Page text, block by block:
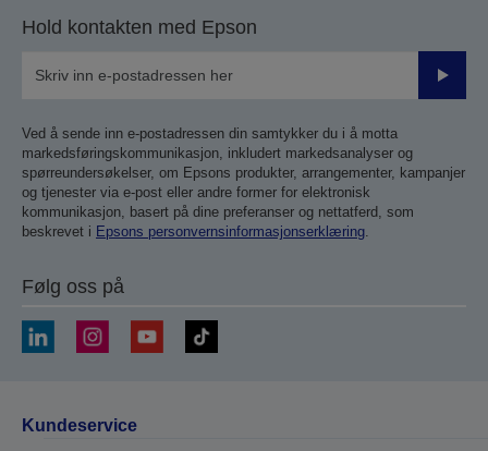
Hold kontakten med Epson
Send
Ved å sende inn e-postadressen din samtykker du i å motta
markedsføringskommunikasjon, inkludert markedsanalyser og
spørreundersøkelser, om Epsons produkter, arrangementer, kampanjer
og tjenester via e-post eller andre former for elektronisk
kommunikasjon, basert på dine preferanser og nettatferd, som
beskrevet i Epsons personvernsinformasjonserklæring
Følg oss på
Kundeservice